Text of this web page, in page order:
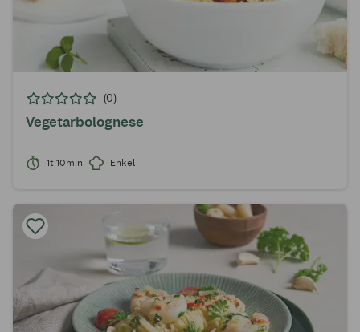
(0)
Vegetarbolognese
1t 10min Enkel